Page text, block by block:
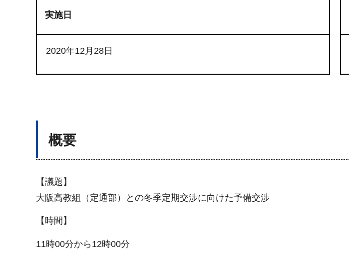
実施日
2020年12月28日
概要
【議題】
大阪高教組（定通部）との冬季定期交渉に向けた予備交渉
【時間】
11時00分から12時00分